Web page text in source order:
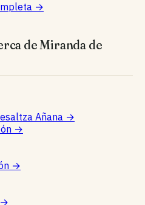
→
de Miranda de
Añana →
→
→
→